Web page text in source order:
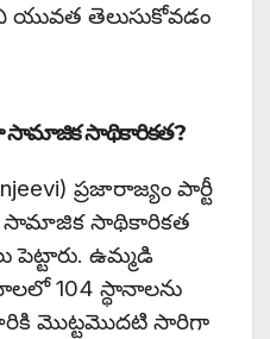
యువత తెలుసుకోవడం
సామాజిక సాథికారికత?
ప్రజారాజ్యం పార్టీ
సామాజిక సాథికారికత
పెట్టారు. ఉమ్మడి
104 స్థానాలను
మొట్టమొదటి సారిగా